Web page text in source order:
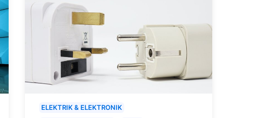
ELEKTRIK & ELEKTRONIK